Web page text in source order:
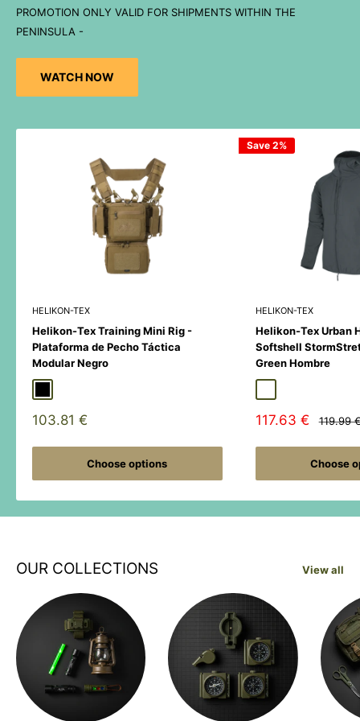
PROMOTION ONLY VALID FOR SHIPMENTS WITHIN THE
PENINSULA -
WATCH NOW
HELIKON-TEX
Helikon-Tex Training Mini Rig -
Plataforma de Pecho Táctica
Modular Negro
Sale
103.81 €
Choose options
Save 2%
HELIKON-TEX
Helikon-Tex Urban
Softshell
Green Hombre
Sale
117.63 €
Regular
119.99
Choose
OUR COLLECTIONS View all